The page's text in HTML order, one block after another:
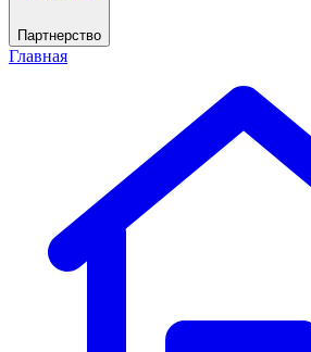
Партнерство
Главная